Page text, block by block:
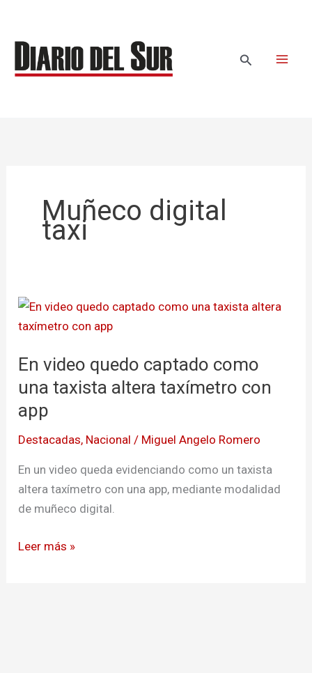
contenido
Buscar
Muñeco digital
taxi
En video quedo captado como
una taxista altera taxímetro con
app
Destacadas, Nacional / Miguel Angelo Romero
En un video queda evidenciando como un taxista
altera taxímetro con una app, mediante modalidad
de muñeco digital.
En
video
captado
como
taxista
altera
Leer más »